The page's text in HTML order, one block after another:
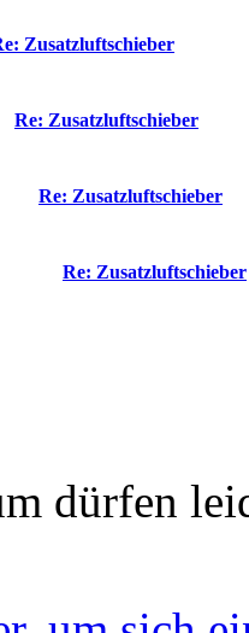
Zusatzluftschieber
Re: Zusatzluftschieber
Re: Zusatzluftschieber
Re: Zusatzluftschieber
dürfen